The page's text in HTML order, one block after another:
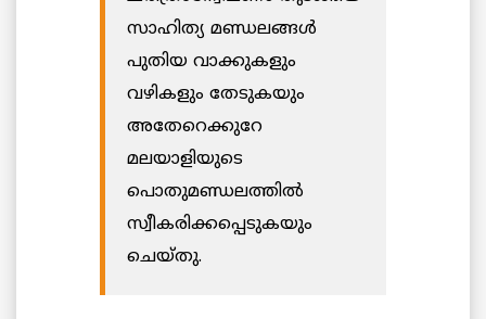
സാഹിത്യ മണ്ഡലങ്ങള്‍
പുതിയ വാക്കുകളും
വഴികളും തേടുകയും
അതേറെക്കുറേ
മലയാളിയുടെ
പൊതുമണ്ഡലത്തില്‍
സ്വീകരിക്കപ്പെടുകയും
ചെയ്തു.